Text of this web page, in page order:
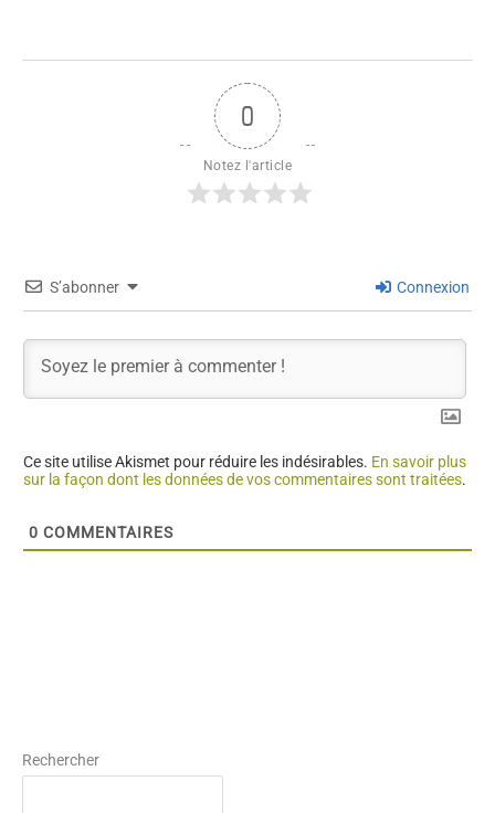
0
Notez l'article
S’abonner Connexion
Ce site utilise Akismet pour réduire les indésirables. En savoir plus
sur la façon dont les données de vos commentaires sont traitées.
0 COMMENTAIRES
Rechercher